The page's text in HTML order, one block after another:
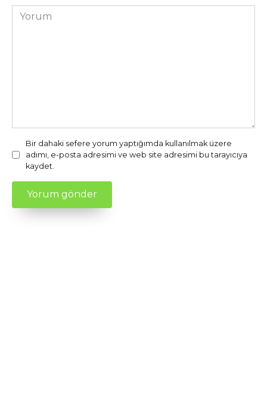
Yorum
Bir dahaki sefere yorum yaptığımda kullanılmak üzere
adımı, e-posta adresimi ve web site adresimi bu tarayıcıya
kaydet.